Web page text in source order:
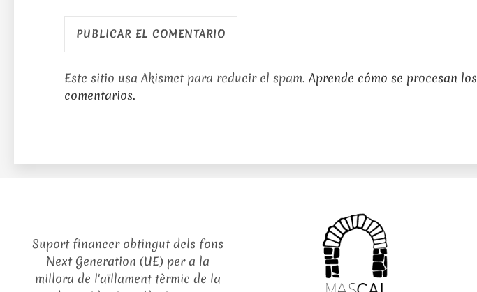
Este sitio usa Akismet para reducir el spam. Aprende cómo se procesan
comentarios.
Suport financer obtingut dels fons
Next Generation (UE) per a la
millora de l'aïllament tèrmic de la